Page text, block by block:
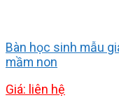
Bàn học sinh mẫu
mầm non
Giá: liên hệ